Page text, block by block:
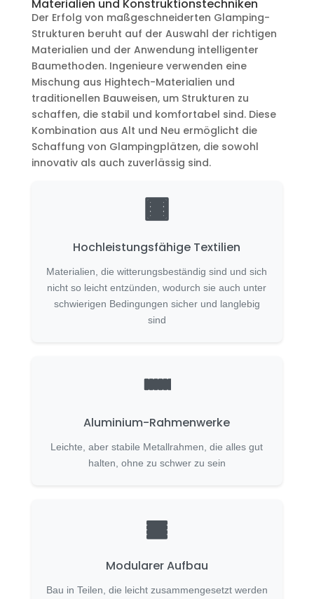
Materialien und Konstruktionstechniken
Der Erfolg von maßgeschneiderten Glamping-
Strukturen beruht auf der Auswahl der richtigen
Materialien und der Anwendung intelligenter
Baumethoden. Ingenieure verwenden eine
Mischung aus Hightech-Materialien und
traditionellen Bauweisen, um Strukturen zu
schaffen, die stabil und komfortabel sind. Diese
Kombination aus Alt und Neu ermöglicht die
Schaffung von Glampingplätzen, die sowohl
innovativ als auch zuverlässig sind.
Hochleistungsfähige Textilien
Materialien, die witterungsbeständig sind und sich
nicht so leicht entzünden, wodurch sie auch unter
schwierigen Bedingungen sicher und langlebig
sind
Aluminium-Rahmenwerke
Leichte, aber stabile Metallrahmen, die alles gut
halten, ohne zu schwer zu sein
Modularer Aufbau
Bau in Teilen, die leicht zusammengesetzt werden